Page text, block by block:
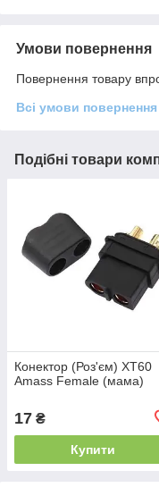
Умови повернення
Повернення товару
Всі умови повернення
Подібні товари
Конектор (Роз'єм) XT60
Amass Female (мама)
17 ₴
Купити